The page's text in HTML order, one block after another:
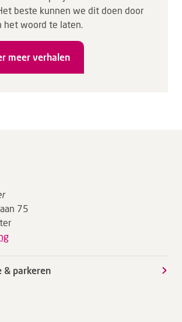
beste kunnen we dit doen door
het woord te laten.
meer verhalen
75
& parkeren